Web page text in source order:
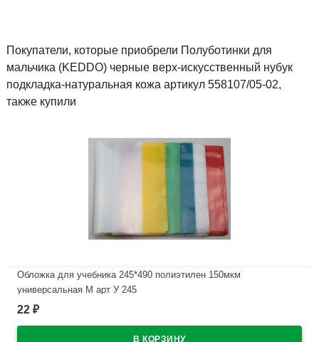
Покупатели, которые приобрели Полуботинки для
мальчика (KEDDO) черные верх-искусственный нубук
подкладка-натуральная кожа артикул 558107/05-02,
также купили
Обложка для учебника 245*490 полиэтилен 150мкм
универсальная М арт У 245
В наличии
22 ₽